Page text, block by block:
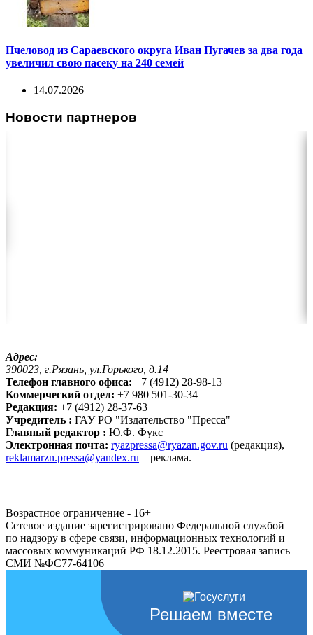
Пчеловод из Сараевского округа Иван Пугачев за два года
увеличил свою пасеку на 240 семей
14.07.2026
Новости партнеров
Адрес:
390023, г.Рязань, ул.Горького, д.14
Телефон главного офиса: +7 (4912) 28-98-13
Коммерческий отдел: +7 980 501-30-34
Редакция: +7 (4912) 28-37-63
Учредитель : ГАУ РО "Издательство "Пресса"
Главный редактор : Ю.Ф. Фукс
Электронная почта: ryazpressa@ryazan.gov.ru (редакция),
reklamarzn.pressa@yandex.ru – реклама.
Возрастное ограничение - 16+
Сетевое издание зарегистрировано Федеральной службой
по надзору в сфере связи, информационных технологий и
массовых коммуникаций РФ 18.12.2015. Реестровая запись
СМИ №ФС77-64106
Решаем вместе